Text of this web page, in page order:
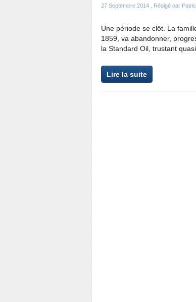
27 Septembre 2014 , Rédigé par
Une période se clôt. La
1859, va abandonner,
la Standard Oil, trustant
Lire la suite